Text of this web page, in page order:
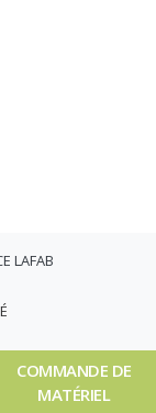
COMMANDE DE
MATÉRIEL
LAFAB